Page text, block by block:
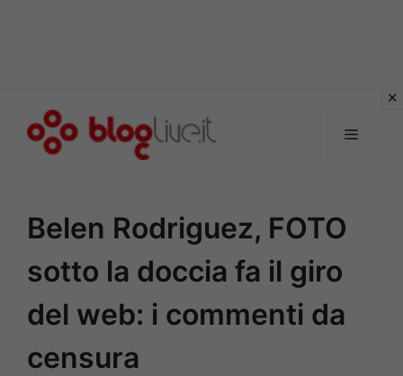
Menu
Belen Rodriguez, FOTO
sotto la doccia fa il giro
del web: i commenti da
censura